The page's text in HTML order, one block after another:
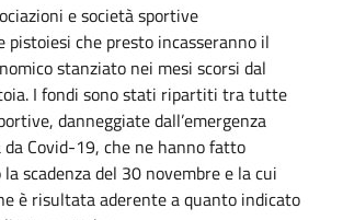
e società sportive
che presto incasseranno il
stanziato nei mesi scorsi dal
I fondi sono stati ripartiti tra tutte
danneggiate dall’emergenza
da Covid-19, che ne hanno fatto
scadenza del 30 novembre e la cui
è risultata aderente a quanto indicato